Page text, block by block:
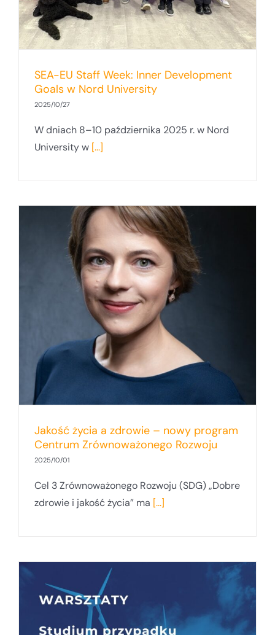
SEA-EU Staff Week: Inner Development
Goals w Nord University
2025/10/27
W dniach 8–10 października 2025 r. w Nord
University w [...]
Jakość życia a zdrowie – nowy program
Centrum Zrównoważonego Rozwoju
2025/10/01
Cel 3 Zrównoważonego Rozwoju (SDG) „Dobre
zdrowie i jakość życia” ma [...]